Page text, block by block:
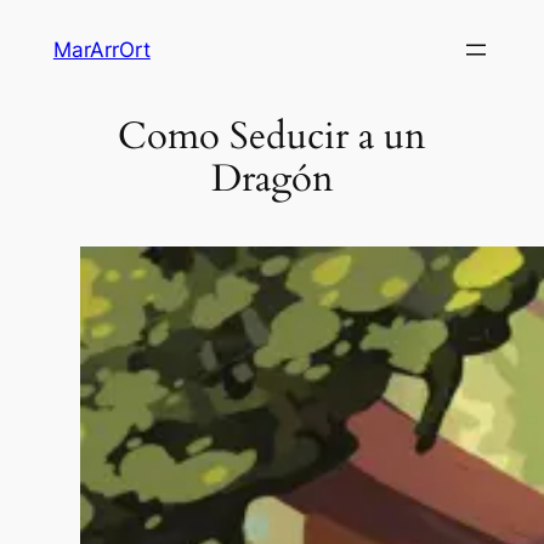
MarArrOrt
Como Seducir a un
Dragón
Sobre
su
de
el
gran